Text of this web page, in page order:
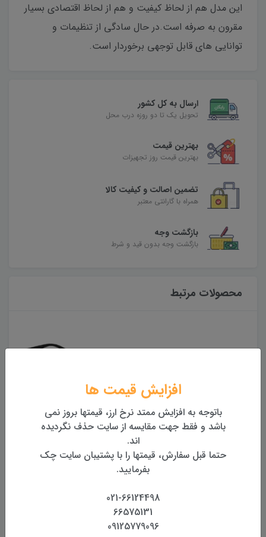
این مدل هم از لحاظ کیفیت و هم از لحاظ اقتصادی بسیار
مقرون به صرفه است.در حال سادگی از تنظیمات و
توانایی های قابل توجهی برخوردار است.
ارسال به کل کشور
تحویل یک تا دو روزه درب محل
بهترین قیمت
بهترین قیمت روز تجهیزات
تضمین اصالت و کیفیت کالا
همراه با گارانتی معتبر
بازگشت وجه
بازگشت وجه بدون قید و شرط
محصولات مرتبط
ایمنی مخصوص متر و
عینک ایمنی مخصوص متر و
دیدگاه‌ها
افزایش قیمت ها
باتوجه به افزایش ممتد نرخ ارز، قیمتها بروز نمی
باشد و فقط جهت مقایسه از سایت حذف نگردیده
اند.
حتما قبل سفارش، قیمتها را با پشتیبان سایت چک
بفرمایید.
021-66124498
66575131
09125779096